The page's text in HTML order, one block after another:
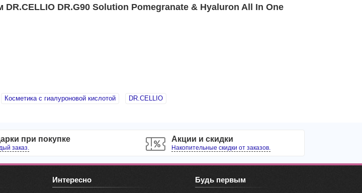
DR.G90 Solution Pomegranate & Hyaluron All In One
Косметика с гиалуроновой кислотой DR.CELLIO
при покупке
заказ.
Акции и скидки
Накопительные скидки от заказов.
Интересно Будь первым